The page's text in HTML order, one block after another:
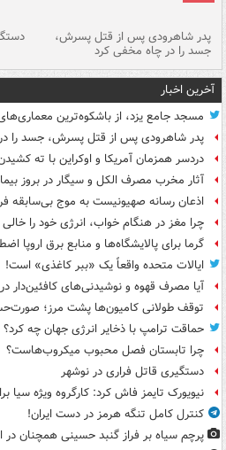
پدر شاهرودی پس از قتل پسرش،
جسد را در چاه مخفی کرد
آخرین اخبار
مسجد جامع یزد، از باشکوه‌ترین معماری‌های
پدر شاهرودی پس از قتل پسرش، جسد را
دردسر همزمان آمریکا و اوکراین با ته
آثار مخرب مصرف الکل و سیگار در بروز
اذعان رسانه صهیونیست به موج بی‌سابقه
چرا مغز در هنگام خواب، انرژی خود را
گرما برای پالایشگاه‌ها و منابع برق اروپا
ایالات متحده واقعاً یک «ببر کاغذی» است!
آیا مصرف قهوه و نوشیدنی‌های کافئین‌دار
توقف طولانی کامیون‌ها پشت مرز؛
حماقت ترامپ با ذخایر انرژی جهان چه کرد؟
چرا تابستان فصل محبوب میکروب‌هاست؟
دستگیری قاتل فراری در نوشهر
نیویورک تایمز فاش کرد: کارگروه ویژه سیا
کنترل کامل تنگه هرمز در دست ایران!
پرچم سیاه بر فراز گنبد حسینی همچنان در